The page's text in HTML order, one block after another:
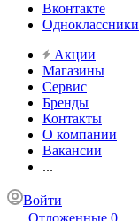
Вконтакте
Одноклассники
Акции
Магазины
Сервис
Бренды
Контакты
О компании
Вакансии
...
Войти
Отложенные 0